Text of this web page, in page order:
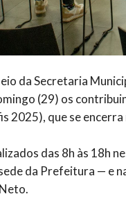
da Secretaria
(29) os
2025), que se
das 8h às 18h
da Prefeitura — e